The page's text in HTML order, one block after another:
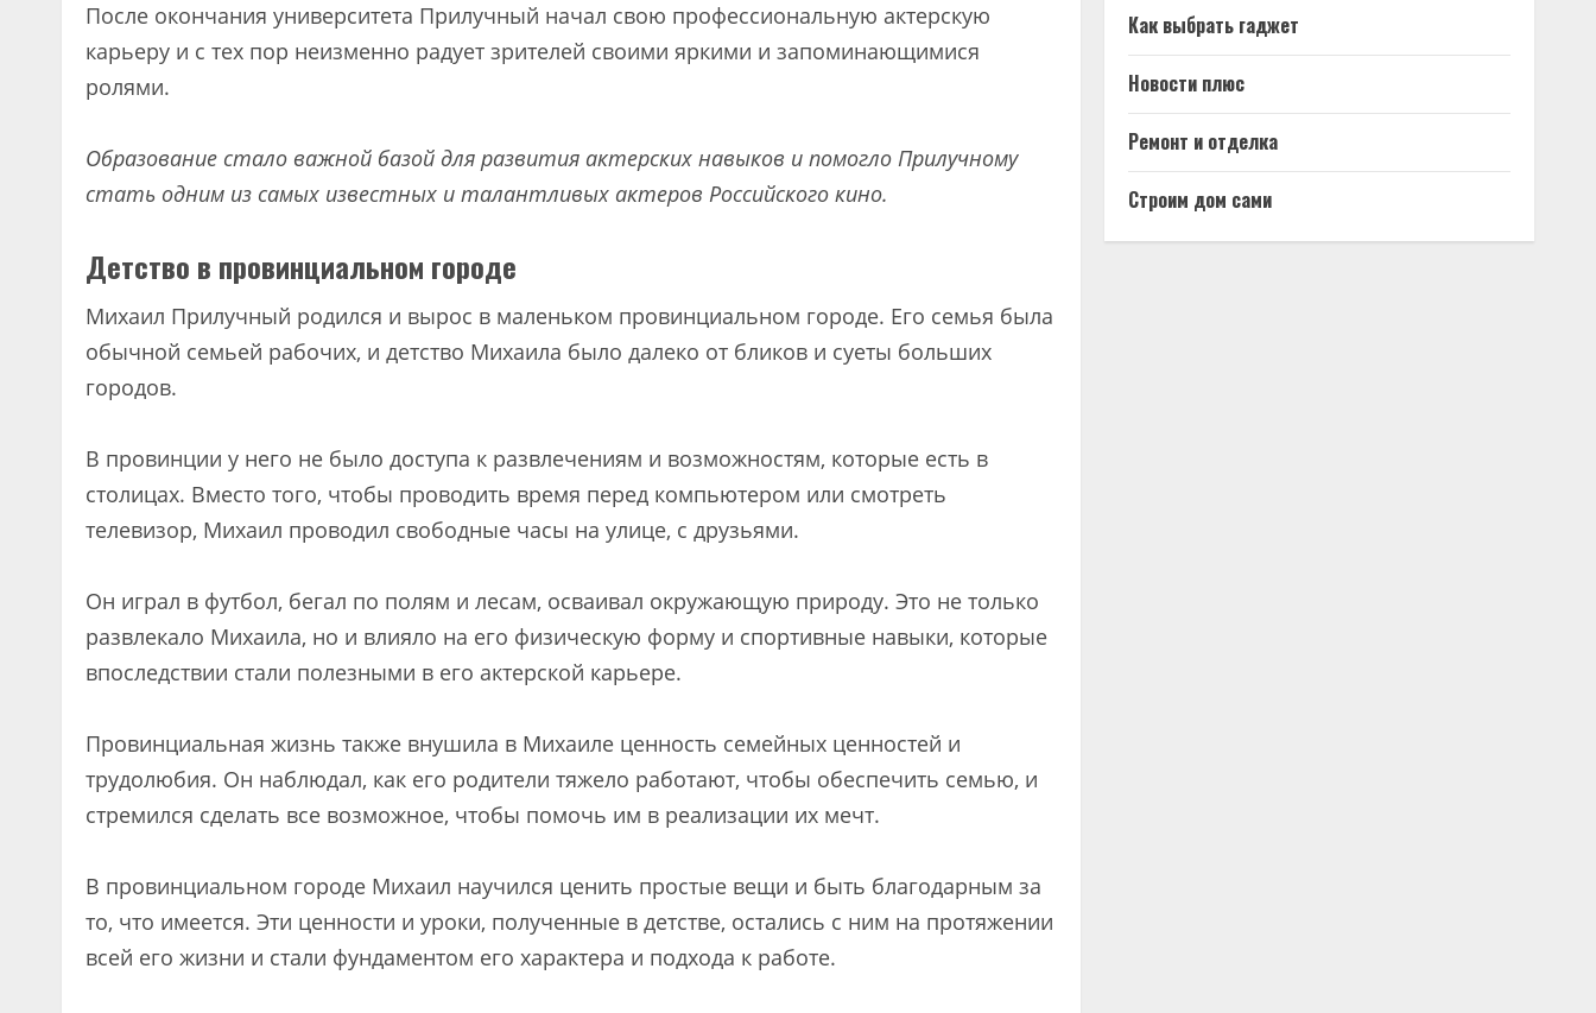
После окончания университета Прилучный начал свою профессиональную актерскую
карьеру и с тех пор неизменно радует зрителей своими яркими и запоминающимися
ролями.
Образование стало важной базой для развития актерских навыков и помогло Прилучному
стать одним из самых известных и талантливых актеров Российского кино.
Детство в провинциальном городе
Михаил Прилучный родился и вырос в маленьком провинциальном городе. Его семья была
обычной семьей рабочих, и детство Михаила было далеко от бликов и суеты больших
городов.
В провинции у него не было доступа к развлечениям и возможностям, которые есть в
столицах. Вместо того, чтобы проводить время перед компьютером или смотреть
телевизор, Михаил проводил свободные часы на улице, с друзьями.
Он играл в футбол, бегал по полям и лесам, осваивал окружающую природу. Это не только
развлекало Михаила, но и влияло на его физическую форму и спортивные навыки, которые
впоследствии стали полезными в его актерской карьере.
Провинциальная жизнь также внушила в Михаиле ценность семейных ценностей и
трудолюбия. Он наблюдал, как его родители тяжело работают, чтобы обеспечить семью, и
стремился сделать все возможное, чтобы помочь им в реализации их мечт.
В провинциальном городе Михаил научился ценить простые вещи и быть благодарным за
то, что имеется. Эти ценности и уроки, полученные в детстве, остались с ним на протяжении
всей его жизни и стали фундаментом его характера и подхода к работе.
Как выбрать гаджет
Новости плюс
Ремонт и отделка
Строим дом сами